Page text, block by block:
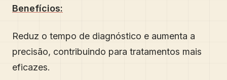
Benefícios:
Reduz o tempo de diagnóstico e aumenta a
precisão, contribuindo para tratamentos mais
eficazes.